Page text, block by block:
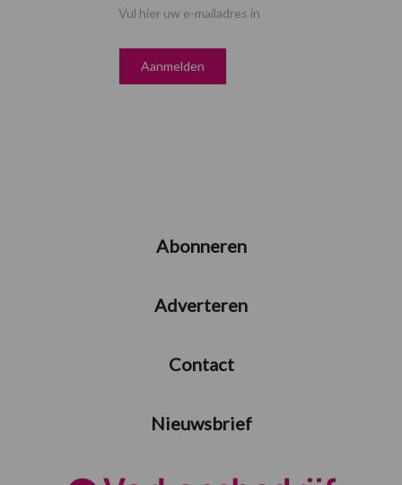
Vul hier uw e-mailadres in
Abonneren
Adverteren
Contact
Nieuwsbrief